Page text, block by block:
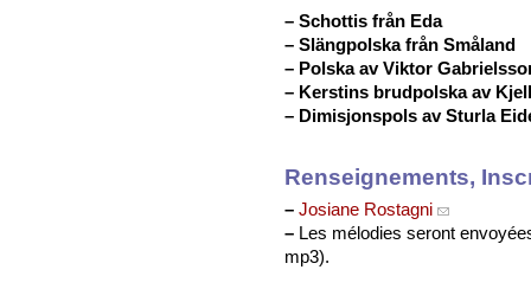
– Schottis från Eda
– Slängpolska från Småland
– Polska av Viktor
– Kerstins brudpolska av
– Dimisjonspols av Sturla
Renseignements,
– Josiane Rostagni
– Les mélodies seront
mp3).